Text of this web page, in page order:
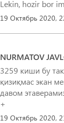
Lekin, hozir bor
19 Октябрь 2020,
NURMATOV
3259 киши бу
қизиқмас экан
давом
+
19 Октябрь 2020,